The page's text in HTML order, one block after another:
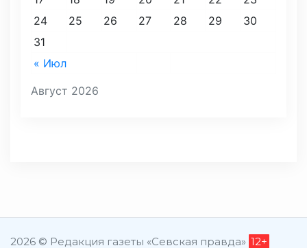
Август 2026
« Июл
24
25 26 27 28 29
30
31
2026 © Редакция газеты «Севская правда» 12+